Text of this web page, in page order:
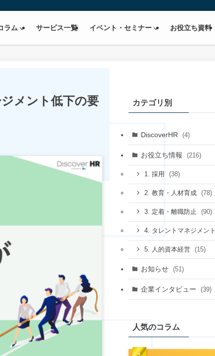
ラム サービス一覧 イベント・セミナー お役立ち資料
メント低下の要
カテゴリ別
DiscoverHR (4)
お役立ち情報 (216)
1. 採用 (38)
2. 教育・人材育成 (78)
3. 定着・離職防止 (90)
4. タレントマネジメント
5. 人的資本経営 (15)
お知らせ (51)
企業インタビュー (39)
人気のコラム